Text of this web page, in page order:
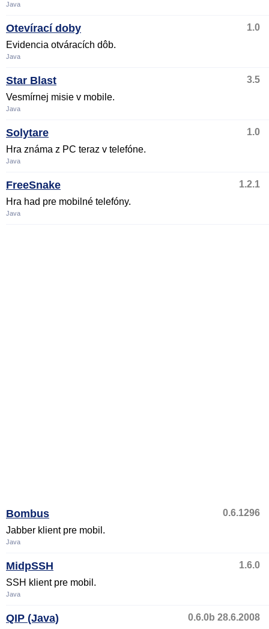
Java
Otevírací doby
1.0
Evidencia otváracích dôb.
Java
Star Blast
3.5
Vesmírnej misie v mobile.
Java
Solytare
1.0
Hra známa z PC teraz v telefóne.
Java
FreeSnake
1.2.1
Hra had pre mobilné telefóny.
Java
Bombus
0.6.1296
Jabber klient pre mobil.
Java
MidpSSH
1.6.0
SSH klient pre mobil.
Java
QIP (Java)
0.6.0b 28.6.2008